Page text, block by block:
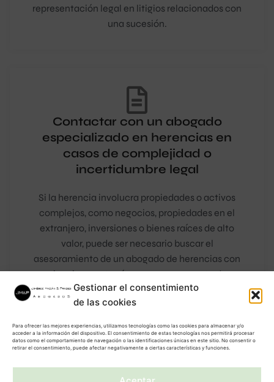
Gestionar el consentimiento
de las cookies
Para ofrecer las mejores experiencias, utilizamos tecnologías como las cookies para almacenar y/o
acceder a la información del dispositivo. El consentimiento de estas tecnologías nos permitirá procesar
datos como el comportamiento de navegación o las identificaciones únicas en este sitio. No consentir o
retirar el consentimiento, puede afectar negativamente a ciertas características y funciones.
representación legal en litigios relacionados con
una sucesión.
Contactar con un abogado
especializado en herencias en
casos de complejidad o
incertidumbre legal
Si la herencia involucra propiedades o activos
complejos, como negocios, propiedades en el
extranjero, inversiones o bienes raíces de alto
valor, puede ser necesario buscar el
asesoramiento de un abogado de herencias con
experiencia en estas áreas para asegurarte de que
los intereses de las partes sean adecuadamente
protegidos y que se cumpla con las leyes y